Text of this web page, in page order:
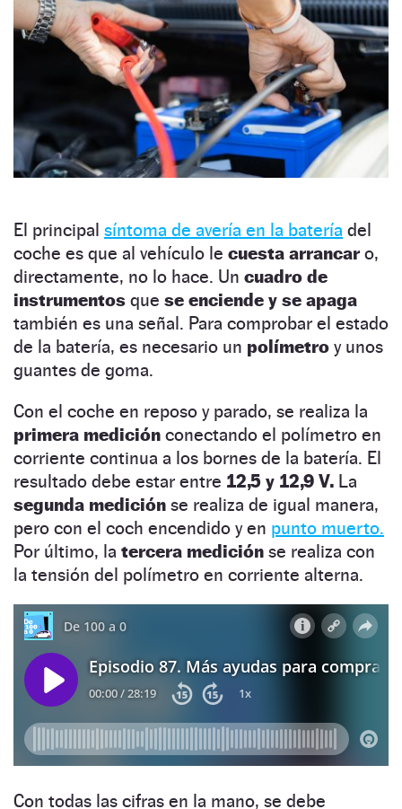
El principal síntoma de avería en la batería del
coche es que al vehículo le cuesta arrancaro,
directamente, no lo hace. Un cuadro de
instrumentos que se enciende y se apaga
también es una señal. Para comprobar el estado
de la batería, es necesario un polímetro y unos
guantes de goma.
Con el coche en reposo y parado, se realiza la
primera medición conectando el polímetro en
corriente continua a los bornes de la batería. El
resultado debe estar entre 12,5 y 12,9 V. La
segunda medición se realiza de igual manera,
pero con el coch encendido y en punto muerto.
Por último, la tercera medición se realiza con
la tensión del polímetro en corriente alterna.
Con todas las cifras en la mano, se debe